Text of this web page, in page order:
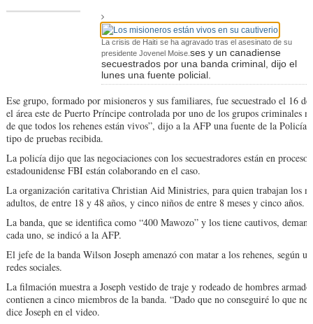
La crisis de Haití se ha agravado tras el asesinato de su
presidente Jovenel Moise.ses y un canadiense
secuestrados por una banda criminal, dijo el
lunes una fuente policial.
Ese grupo, formado por misioneros y sus familiares, fue secuestrado el 16
el área este de Puerto Príncipe controlada por uno de los grupos criminales
de que todos los rehenes están vivos”, dijo a la AFP una fuente de la Policía
tipo de pruebas recibida.
La policía dijo que las negociaciones con los secuestradores están en
estadounidense FBI están colaborando en el caso.
La organización caritativa Christian Aid Ministries, para quien trabajan los
adultos, de entre 18 y 48 años, y cinco niños de entre 8 meses y cinco años.
La banda, que se identifica como “400 Mawozo” y los tiene cautivos,
cada uno, se indicó a la AFP.
El jefe de la banda Wilson Joseph amenazó con matar a los rehenes, según
redes sociales.
La filmación muestra a Joseph vestido de traje y rodeado de hombres
contienen a cinco miembros de la banda. “Dado que no conseguiré lo que
dice Joseph en el video.